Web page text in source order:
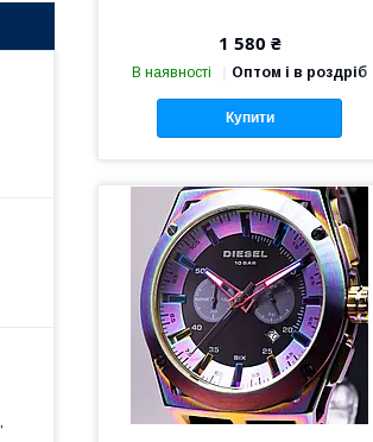
1 580 ₴
В наявності Оптом і в роздріб
Купити